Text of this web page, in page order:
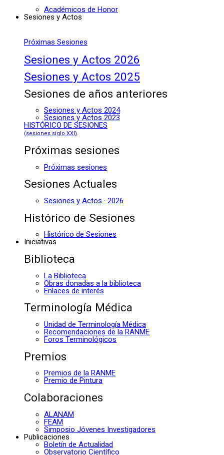
Académicos de Honor
Sesiones y Actos
Próximas Sesiones
Sesiones y Actos 2026
Sesiones y Actos 2025
Sesiones de años anteriores
Sesiones y Actos 2024
Sesiones y Actos 2023
HISTÓRICO DE SESIONES
(sesiones siglo XXI)
Próximas sesiones
Próximas sesiones
Sesiones Actuales
Sesiones y Actos · 2026
Histórico de Sesiones
Histórico de Sesiones
Iniciativas
Biblioteca
La Biblioteca
Obras donadas a la biblioteca
Enlaces de interés
Terminología Médica
Unidad de Terminología Médica
Recomendaciones de la RANME
Foros Terminológicos
Premios
Premios de la RANME
Premio de Pintura
Colaboraciones
ALANAM
FEAM
Simposio Jóvenes Investigadores
Publicaciones
Boletín de Actualidad
Observatorio Científico